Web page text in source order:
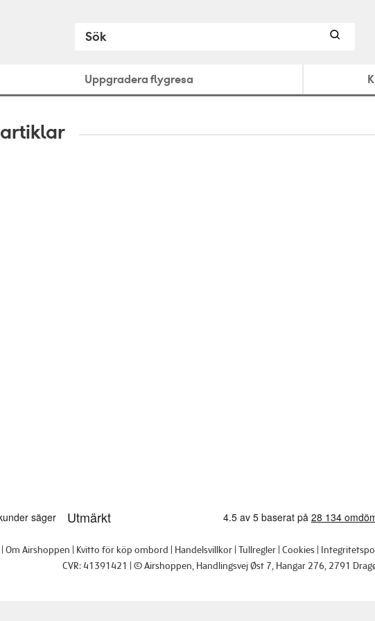
Uppgradera flygresa
artiklar
Om Airshoppen Kvitto för köp ombord Handelsvillkor Tullregler Cookies
CVR: 41391421
© Airshoppen , Handlingsvej Øst 7, Hangar 276, 2791